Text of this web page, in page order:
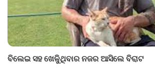
ବିଲେଇ ସହ ଖେଳୁିଥିବାର ନଜର ଆସିଲେ ବିରାଟ